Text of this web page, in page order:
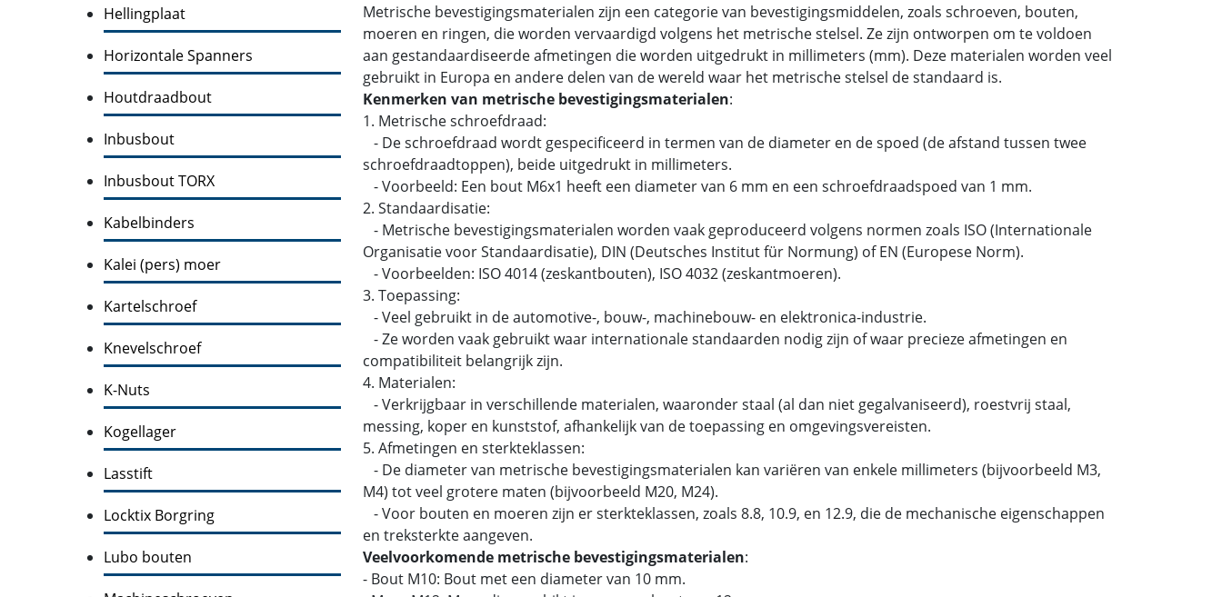
Hellingplaat
Horizontale Spanners
Houtdraadbout
Inbusbout
Inbusbout TORX
Kabelbinders
Kalei (pers) moer
Kartelschroef
Knevelschroef
K-Nuts
Kogellager
Lasstift
Locktix Borgring
Lubo bouten
Metrische bevestigingsmaterialen zijn een categorie van bevestigingsmiddelen, zoals schroeven, bouten,
moeren en ringen, die worden vervaardigd volgens het metrische stelsel. Ze zijn ontworpen om te voldoen
aan gestandaardiseerde afmetingen die worden uitgedrukt in millimeters (mm). Deze materialen worden veel
gebruikt in Europa en andere delen van de wereld waar het metrische stelsel de standaard is.
Kenmerken van metrische bevestigingsmaterialen:
1. Metrische schroefdraad:
- De schroefdraad wordt gespecificeerd in termen van de diameter en de spoed (de afstand tussen twee
schroefdraadtoppen), beide uitgedrukt in millimeters.
- Voorbeeld: Een bout M6x1 heeft een diameter van 6 mm en een schroefdraadspoed van 1 mm.
2. Standaardisatie:
- Metrische bevestigingsmaterialen worden vaak geproduceerd volgens normen zoals ISO (Internationale
Organisatie voor Standaardisatie), DIN (Deutsches Institut für Normung) of EN (Europese Norm).
- Voorbeelden: ISO 4014 (zeskantbouten), ISO 4032 (zeskantmoeren).
3. Toepassing:
- Veel gebruikt in de automotive-, bouw-, machinebouw- en elektronica-industrie.
- Ze worden vaak gebruikt waar internationale standaarden nodig zijn of waar precieze afmetingen en
compatibiliteit belangrijk zijn.
4. Materialen:
- Verkrijgbaar in verschillende materialen, waaronder staal (al dan niet gegalvaniseerd), roestvrij staal,
messing, koper en kunststof, afhankelijk van de toepassing en omgevingsvereisten.
5. Afmetingen en sterkteklassen:
- De diameter van metrische bevestigingsmaterialen kan variëren van enkele millimeters (bijvoorbeeld M3,
M4) tot veel grotere maten (bijvoorbeeld M20, M24).
- Voor bouten en moeren zijn er sterkteklassen, zoals 8.8, 10.9, en 12.9, die de mechanische eigenschappen
en treksterkte aangeven.
Veelvoorkomende metrische bevestigingsmaterialen:
- Bout M10: Bout met een diameter van 10 mm.